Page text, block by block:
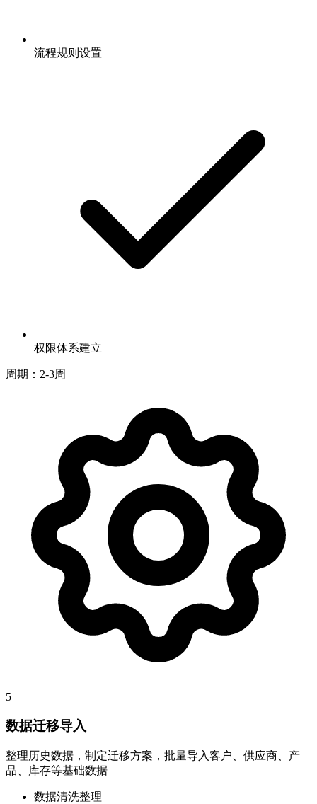
流程规则设置
权限体系建立
周期：2-3周
5
数据迁移导入
整理历史数据，制定迁移方案，批量导入客户、供应商、产
品、库存等基础数据
数据清洗整理